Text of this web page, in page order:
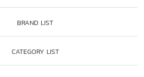
BRAND LIST
CATEGORY LIST